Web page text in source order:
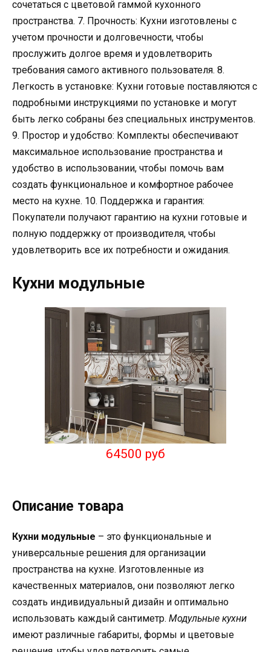
сочетаться с цветовой гаммой кухонного
пространства. 7. Прочность: Кухни изготовлены с
учетом прочности и долговечности, чтобы
прослужить долгое время и удовлетворить
требования самого активного пользователя. 8.
Легкость в установке: Кухни готовые поставляются с
подробными инструкциями по установке и могут
быть легко собраны без специальных инструментов.
9. Простор и удобство: Комплекты обеспечивают
максимальное использование пространства и
удобство в использовании, чтобы помочь вам
создать функциональное и комфортное рабочее
место на кухне. 10. Поддержка и гарантия:
Покупатели получают гарантию на кухни готовые и
полную поддержку от производителя, чтобы
удовлетворить все их потребности и ожидания.
Кухни модульные
64500 руб
Описание товара
Кухни модульные – это функциональные и
универсальные решения для организации
пространства на кухне. Изготовленные из
качественных материалов, они позволяют легко
создать индивидуальный дизайн и оптимально
использовать каждый сантиметр. Модульные кухни
имеют различные габариты, формы и цветовые